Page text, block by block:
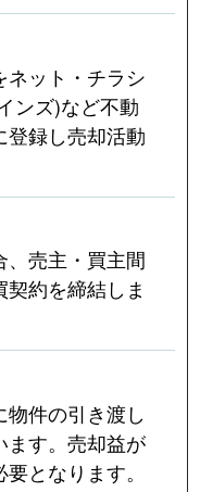
ネット・チラシ
ンズ)など不動
登録し売却活動
、売主・買主間
約を締結しま
件の引き渡し
ます。売却益が
となります。